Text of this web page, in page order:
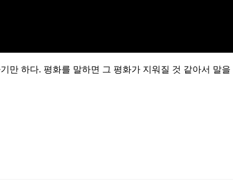
하다. 평화를 말하면 그 평화가 지워질 것 같아서 말